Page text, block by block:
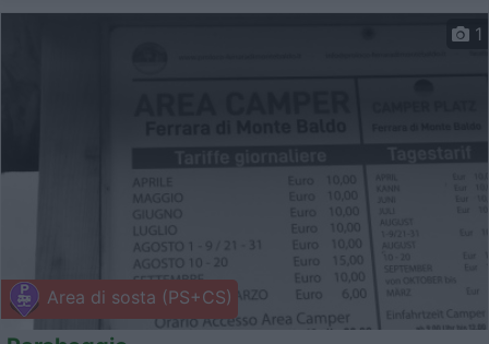
Area di sosta (PS+CS)
1